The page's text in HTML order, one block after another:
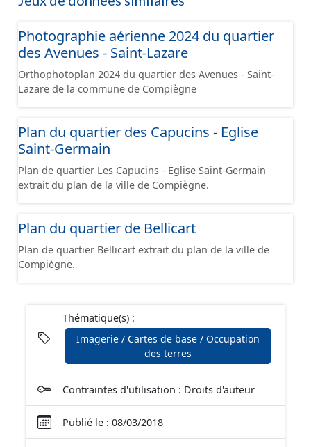
Photographie aérienne 2024 du quartier
des Avenues - Saint-Lazare
Orthophotoplan 2024 du quartier des Avenues - Saint-
Lazare de la commune de Compiègne
Plan du quartier des Capucins - Eglise
Saint-Germain
Plan de quartier Les Capucins - Eglise Saint-Germain
extrait du plan de la ville de Compiègne.
Plan du quartier de Bellicart
Plan de quartier Bellicart extrait du plan de la ville de
Compiègne.
Thématique(s) :
Imagerie / Cartes de base / Occupation
des terres
Contraintes d'utilisation : Droits d'auteur
Publié le : 08/03/2018